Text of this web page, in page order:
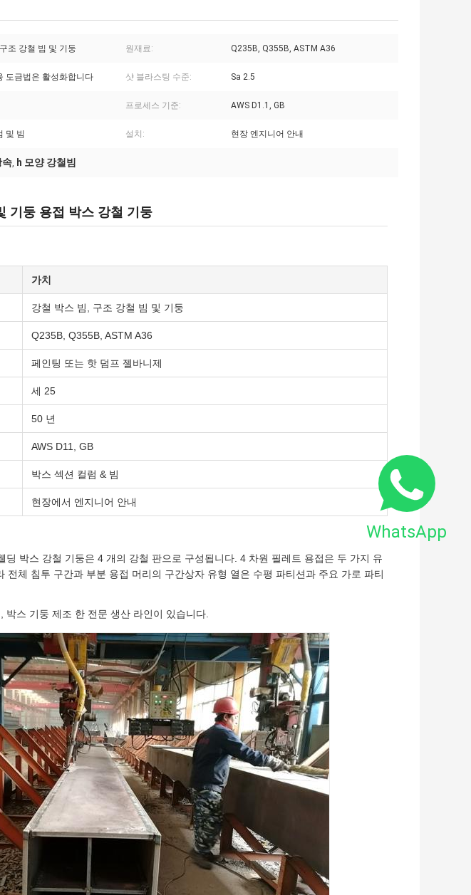
조 강철 빔 및 기둥 원재료: Q235B, Q355B, ASTM A36
도금법은 활성화합니다 샷 블라스팅 수준: Sa 2.5
프로세스 기준: AWS D1.1, GB
및 빔 설치: 현장 엔지니어 안내
속, h 모양 강철빔
기둥 용접 박스 강철 기둥
가치
강철 박스 빔, 구조 강철 빔 및 기둥
Q235B, Q355B, ASTM A36
페인팅 또는 핫 덤프 젤바니제
세 25
50 년
AWS D11, GB
박스 섹션 컬럼 & 빔
현장에서 엔지니어 안내
딩 박스 강철 기둥은 4 개의 강철 판으로 구성됩니다. 4 차원 필레트 용접은 두 가지 유
전체 침투 구간과 부분 용접 머리의 구간상자 유형 열은 수평 파티션과 주요 가로 파티
박스 기둥 제조 한 전문 생산 라인이 있습니다.
WhatsApp